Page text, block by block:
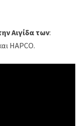
Αιγίδα των:
HAPCO.